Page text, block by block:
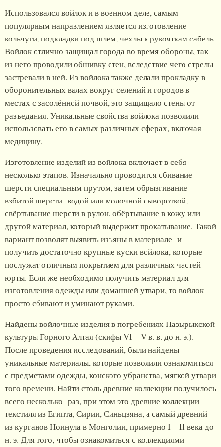
Использовался войлок и в военном деле, самым
популярным направлением является изготовление
кольчуги, подкладки под шлем, чехлы к рукояткам сабель.
Войлок отлично защищал города во время обороны, так
из него проводили обшивку стен, вследствие чего стрелы
застревали в ней. Из войлока также делали прокладку в
оборонительных валах вокруг селений и городов в
местах с засолённой почвой, это защищало стены от
разъедания. Уникальные свойства войлока позволили
использовать его в самых различных сферах, включая
медицину.
Изготовление изделий из войлока включает в себя
несколько этапов. Изначально проводится сбивание
шерсти специальным прутом, затем обрызгивание
взбитой шерсти водой или молочной сывороткой,
свёртывание шерсти в рулон, обёртывание в кожу или
другой материал, который выдержит прокатывание. Такой
вариант позволят выявить изъяны в материале и
получить достаточно крупные куски войлока, которые
послужат отличным покрытием для различных частей
юрты. Если же необходимо получить материал для
изготовления одежды или домашней утвари, то войлок
просто сбивают и уминают руками.
Найдены войлочные изделия в погребениях Пазырыкской
культуры Горного Алтая (скифы VI – V в. в. до н. э.).
После проведения исследований, были найдены
уникальные материалы, которые позволили ознакомиться
с предметами одежды, конского убранства, мягкой утвари
того времени. Найти столь древние коллекции получилось
всего несколько раз, при этом это древние коллекции
текстиля из Египта, Сирии, Синьцзяна, а самый древний
из курганов Ноинула в Монголии, примерно I – II века до
н. э. Для того, чтобы ознакомиться с коллекциями